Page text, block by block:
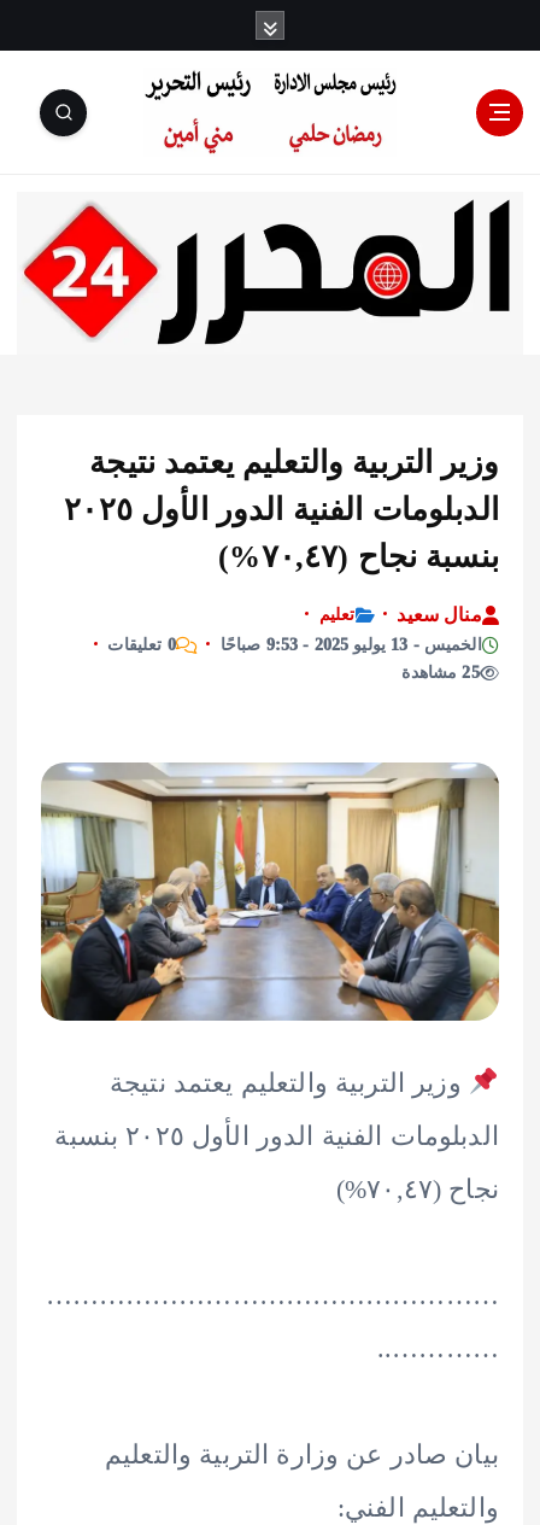
رئيس مجلس
الإدارة: رمضان
التحرير:مني أمين
التربية والتعليم يعتمد نتيجة
الدبلومات الفنية الدور الأول ٢٠٢٥
نجاح (٧٠,٤٧%)
سعيد
تعليم
2025 - 9:53 صباحًا
0 تعليقات
التربية والتعليم يعتمد نتيجة
الدبلومات الفنية الدور الأول ٢٠٢٥ بنسبة
صادر عن وزارة التربية والتعليم
الفني: